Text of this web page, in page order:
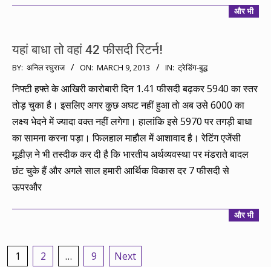
और भी
यहां बाधा तो वहां 42 फीसदी रिटर्न!
2013-
03-
09
BY: अनिल रघुराज ON: MARCH 9, 2013 IN: ट्रेडिंग-बुद्ध
निफ्टी हफ्ते के आखिरी कारोबारी दिन 1.41 फीसदी बढ़कर 5940 का स्तर
तोड़ चुका है। इसलिए अगर कुछ अघट नहीं हुआ तो अब उसे 6000 का
लक्ष्य भेदने में ज्यादा वक्त नहीं लगेगा। हालांकि इसे 5970 पर तगड़ी बाधा
का सामना करना पड़ा। फिलहाल माहौल में आशावाद है। रेटिंग एजेंसी
मूडीज़ ने भी तस्दीक कर दी है कि भारतीय अर्थव्यवस्था पर मंडराते बादल
छंट चुके हैं और अगले साल हमारी आर्थिक विकास दर 7 फीसदी से
ऊपरऔर
और भी
Posts
1 2 … 9 Next